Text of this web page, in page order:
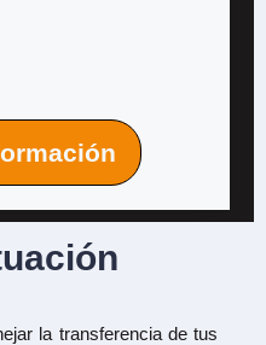
la transferencia de tus